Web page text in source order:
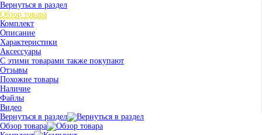
Вернуться в раздел
Обзор товара
Комплект
Описание
Характеристики
Аксессуары
С этими товарами также покупают
Отзывы
Похожие товары
Наличие
Файлы
Видео
Вернуться в раздел
Обзор товара